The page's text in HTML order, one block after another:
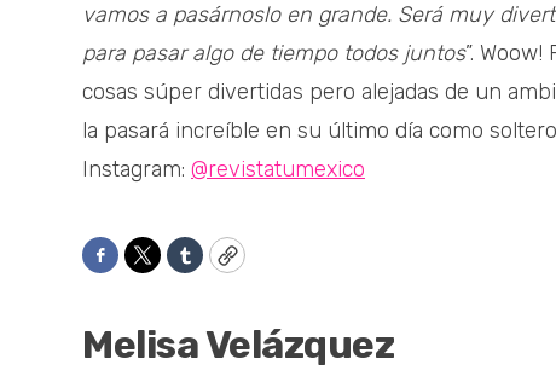
vamos a pasárnoslo en grande. Será muy
para pasar algo de tiempo todos juntos”.
cosas súper divertidas pero alejadas de un
la pasará increíble en su último día como
Instagram: @revistatumexico
Facebook
TwitterTumblrCopy
Melisa Velázquez